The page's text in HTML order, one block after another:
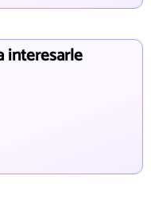
interesarle